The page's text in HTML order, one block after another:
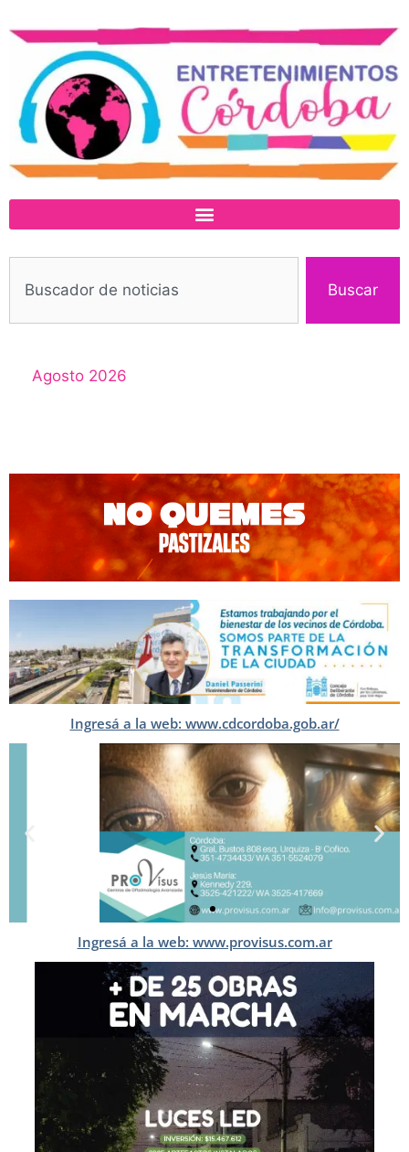
Buscar
Agosto 2026
Ingresá a la web: www.cdcordoba.gob.ar/
Ingresá a la web: www.provisus.com.ar